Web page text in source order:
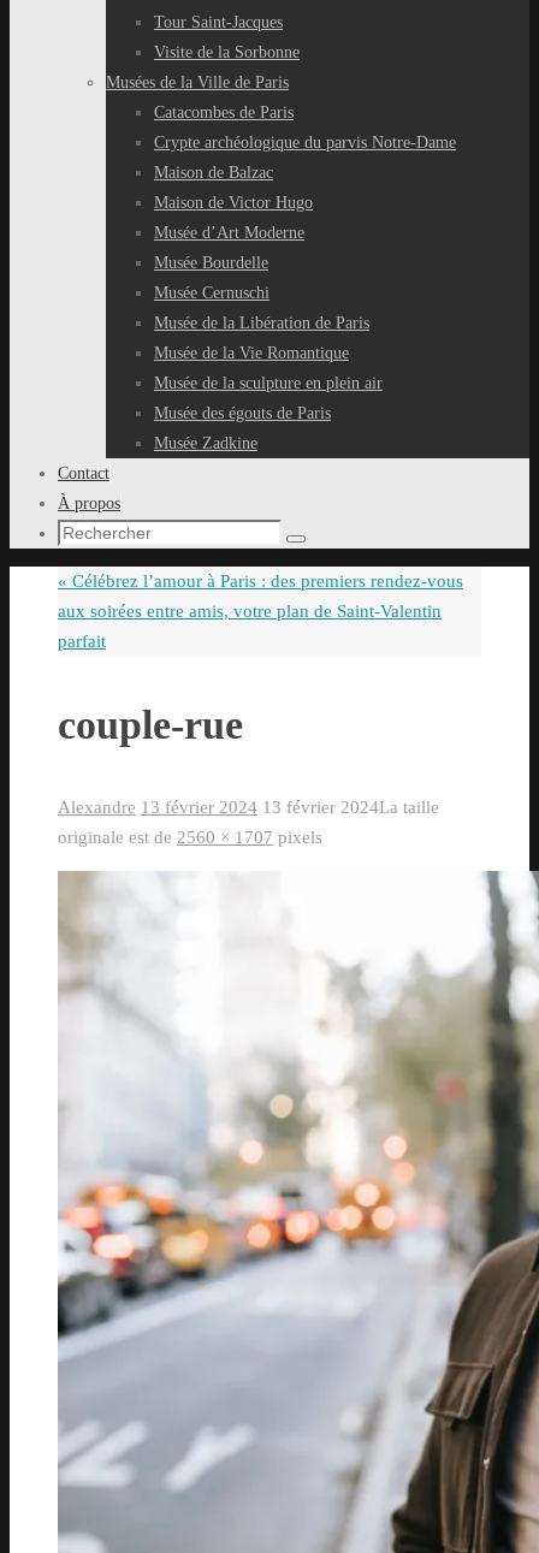
Tour Saint-Jacques
Visite de la Sorbonne
Musées de la Ville de Paris
Catacombes de Paris
Crypte archéologique du parvis Notre-Dame
Maison de Balzac
Maison de Victor Hugo
Musée d’Art Moderne
Musée Bourdelle
Musée Cernuschi
Musée de la Libération de Paris
Musée de la Vie Romantique
Musée de la sculpture en plein air
Musée des égouts de Paris
Musée Zadkine
Contact
À propos
Recherche
:
Rechercher
« Célébrez l’amour à Paris : des premiers rendez-vous
aux soirées entre amis, votre plan de Saint-Valentin
parfait
couple-rue
Alexandre 13 février 2024 13 février 2024La taille
originale est de 2560 × 1707 pixels